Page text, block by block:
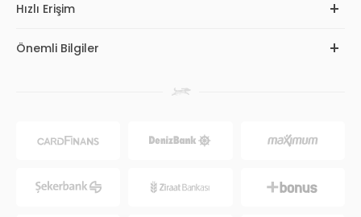
Hızlı Erişim
Önemli Bilgiler